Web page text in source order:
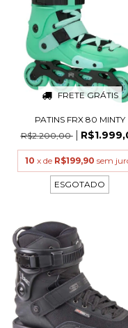
FRETE GRÁTIS
PATINS FRX 80 MINTY
R$2.200,00
10 x de R$199,90 sem
ESGOTADO